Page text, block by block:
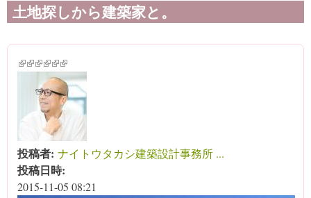
土地探しから建築家と。
(link is external)
(link is external)
(link is external)
(link is external)
(link is external)
(link is external)
投稿者: ナイトウタカシ建築設計事務所 ...
投稿日時:
2015-11-05 08:21